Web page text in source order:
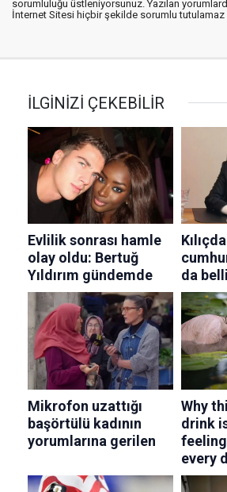
sorumluluğu üstleniyorsunuz. Yazılan
İnternet Sitesi hiçbir şekilde sorumlu tutulamaz